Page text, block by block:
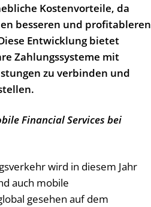
Kostenvorteile, da
besseren und profitableren
Entwicklung bietet
Zahlungssysteme mit
zu verbinden und
Financial Services bei
wird in diesem Jahr
auch mobile
gesehen auf dem